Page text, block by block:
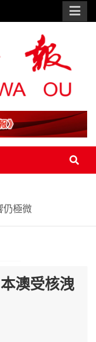
仍極微
澳受核洩